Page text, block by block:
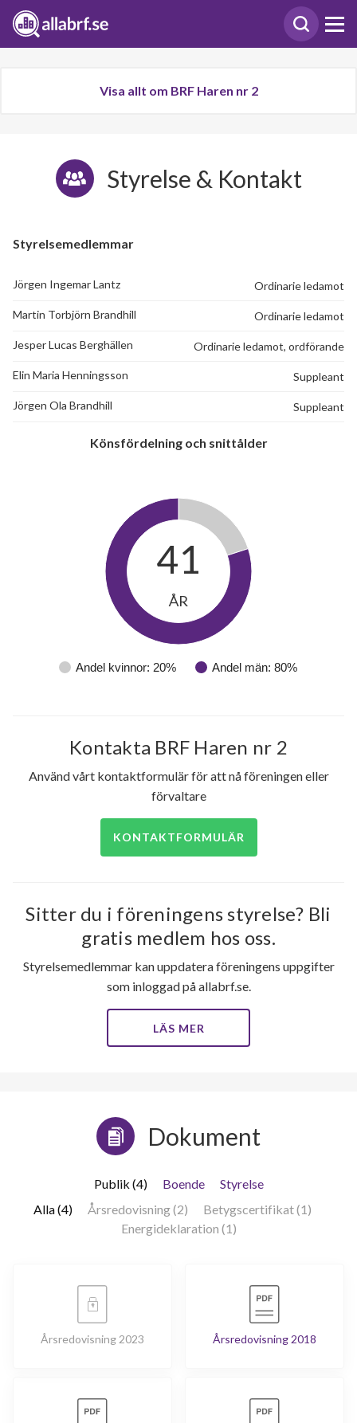
Visa allt om BRF Haren nr 2
Styrelse & Kontakt
Styrelsemedlemmar
Jörgen Ingemar Lantz Ordinarie ledamot
Martin Torbjörn Brandhill Ordinarie ledamot
Jesper Lucas Berghällen Ordinarie ledamot, ordförande
Elin Maria Henningsson Suppleant
Jörgen Ola Brandhill Suppleant
Könsfördelning och snittålder
Andel kvinnor: 20% Andel män: 80%
41
ÅR
Kontakta BRF Haren nr 2
Använd vårt kontaktformulär för att nå föreningen eller
förvaltare
KONTAKTFORMULÄR
Sitter du i föreningens styrelse? Bli
gratis medlem hos oss.
Styrelsemedlemmar kan uppdatera föreningens uppgifter
som inloggad på allabrf.se.
LÄS MER
Dokument
Publik (4) Boende
Styrelse
Alla (4)
Årsredovisning (2)
Betygscertifikat (1)
Energideklaration (1)
Årsredovisning 2023 Årsredovisning 2018